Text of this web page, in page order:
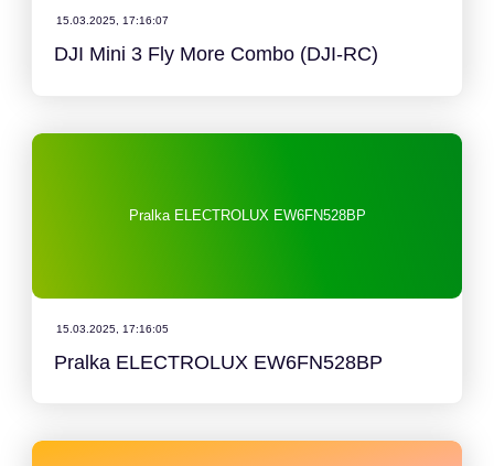
15.03.2025, 17:16:07
DJI Mini 3 Fly More Combo (DJI-RC)
Pralka ELECTROLUX EW6FN528BP
15.03.2025, 17:16:05
Pralka ELECTROLUX EW6FN528BP